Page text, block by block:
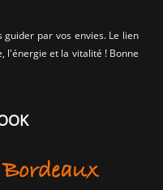
guider par vos envies. Le lien
l'énergie et la vitalité ! Bonne